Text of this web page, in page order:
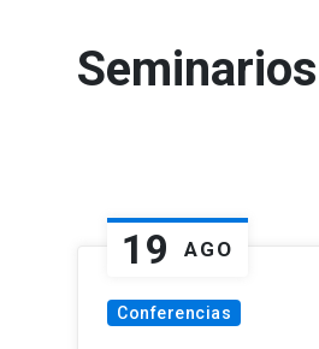
Seminarios
19 AGO
Conferencias